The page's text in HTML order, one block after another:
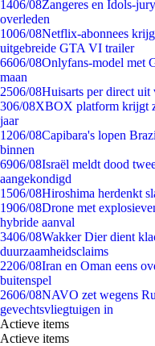
1406/08Zangeres en Idols-
overleden
1006/08Netflix-abonnees
uitgebreide GTA VI trailer
6606/08Onlyfans-model met
maan
2506/08Huisarts per direct
306/08XBOX platform krijgt
jaar
1206/08Capibara's lopen
binnen
6906/08Israël meldt dood
aangekondigd
1506/08Hiroshima herdenkt
1906/08Drone met
hybride aanval
3406/08Wakker Dier dient
duurzaamheidsclaims
2206/08Iran en Oman eens
buitenspel
2606/08NAVO zet wegens
gevechtsvliegtuigen in
Actieve items
Actieve items